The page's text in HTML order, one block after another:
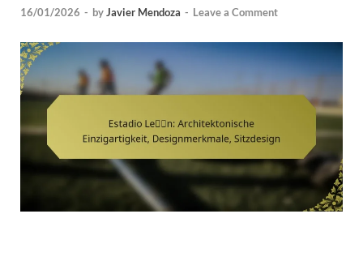
16/01/2026 - byJavier Mendoza - Leave a Comment